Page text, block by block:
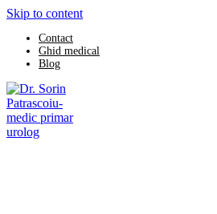
Skip to content
Contact
Ghid medical
Blog